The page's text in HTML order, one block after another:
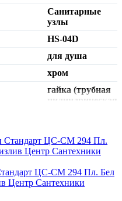
Санитарные
узлы
HS-04D
для душа
хром
гайка (трубная
цилиндрическая
резьба)
цилиндрическая
резьба G 1/2"
ЦС-СМ 294 Пл. Бел
Центр Сантехники